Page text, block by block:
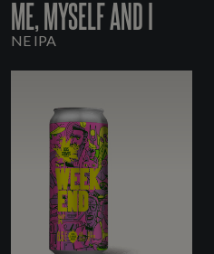
ME, MYSELF AND I
NE IPA